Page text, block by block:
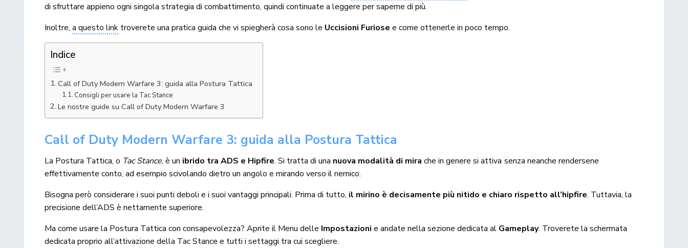
di sfruttare appieno ogni singola strategia di combattimento, quindi continuate a leggere per saperne di più.
Inoltre,a questo link troverete una pratica guida che vi spiegherà cosa sono le Uccisioni Furiose e come ottenerle in poco tempo.
Indice
Call of Duty Modern Warfare 3: guida alla Postura Tattica
Consigli per usare la Tac Stance
Le nostre guide su Call of Duty Modern Warfare 3
Call of Duty Modern Warfare 3: guida alla Postura Tattica
La Postura Tattica, o Tac Stance, è un ibrido tra ADS e Hipfire. Si tratta di una nuova modalità di mira che in genere si attiva senza neanche rendersene
effettivamente conto, ad esempio scivolando dietro un angolo e mirando verso il nemico.
Bisogna però considerare i suoi punti deboli e i suoi vantaggi principali. Prima di tutto, il mirino è decisamente più nitido e chiaro rispetto all’hipfire. Tuttavia, la
precisione dell’ADS è nettamente superiore.
Ma come usare la Postura Tattica con consapevolezza? Aprite il Menu delle Impostazioni e andate nella sezione dedicata al Gameplay. Troverete la schermata
dedicata proprio all’attivazione della Tac Stance e tutti i settaggi tra cui scegliere.